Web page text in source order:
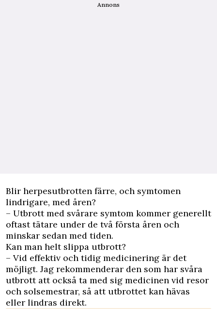
Annons
Blir herpesutbrotten färre, och symtomen
lindrigare, med åren?
– Utbrott med svårare symtom kommer generellt
oftast tätare under de två första åren och
minskar sedan med tiden.
Kan man helt slippa utbrott?
– Vid effektiv och tidig medicinering är det
möjligt. Jag rekommenderar den som har svåra
utbrott att också ta med sig medicinen vid resor
och solsemestrar, så att utbrottet kan hävas
eller lindras direkt.